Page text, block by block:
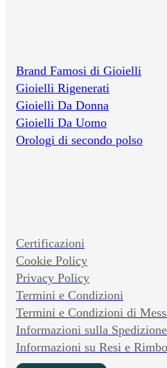
Brand Famosi di Gioielli
Gioielli Rigenerati
Gioielli Da Donna
Gioielli Da Uomo
Orologi di secondo polso
Certificazioni
Cookie Policy
Privacy Policy
Termini e Condizioni
Termini e Condizioni di
Informazioni sulla Spedizione
Informazioni su Resi e